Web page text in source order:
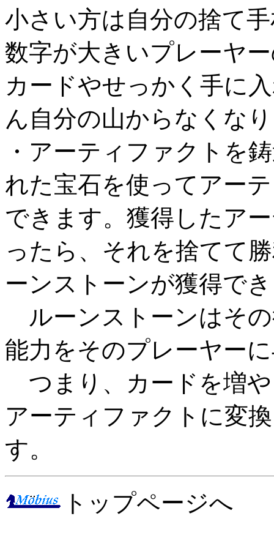
小さい方は自分の捨て
数字が大きいプレーヤ
カードやせっかく手に
ん自分の山からなくな
・アーティファクトを
れた宝石を使ってアー
できます。獲得したア
ったら、それを捨てて
ーンストーンが獲得で
ルーンストーンはそ
能力をそのプレーヤー
つまり、カードを増
アーティファクトに変
す。
トップページへ